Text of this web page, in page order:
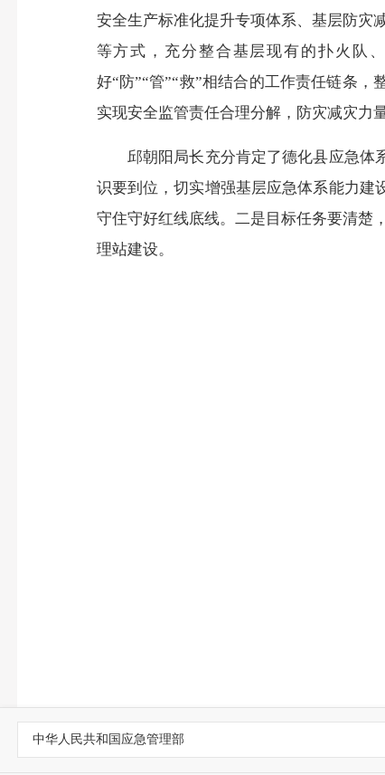
安全生产标准化提升专项体系、基层防灾
等方式，充分整合基层现有的扑火队
好“防”“管”“救”相结合的工作责任链条
实现安全监管责任合理分解，防灾减灾力
邱朝阳局长充分肯定了德化县应急体
识要到位，切实增强基层应急体系能力建
守住守好红线底线。 二是 目标任务要清楚
理站建设。
中华人民共和国应急管理部